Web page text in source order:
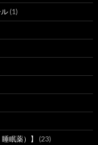
(1)
眠薬）】 (23)